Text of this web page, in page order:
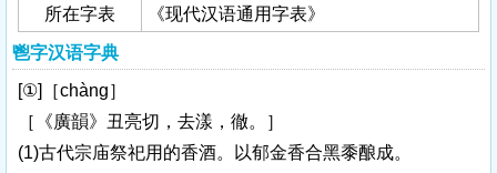
所在字表
《现代汉语通用字表》
鬯字汉语字典
[①]［chàng］
［《廣韻》丑亮切，去漾，徹。］
(1)古代宗庙祭祀用的香酒。以郁金香合黑黍酿成。